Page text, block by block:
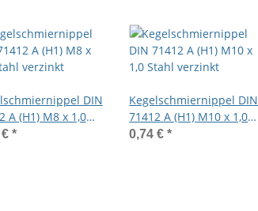
DIN
A (H1) M8 x 1,0
*
Kegelschmiernippel DIN
71412 A (H1) M10 x 1,0
Stahl verzinkt
0,74 €*